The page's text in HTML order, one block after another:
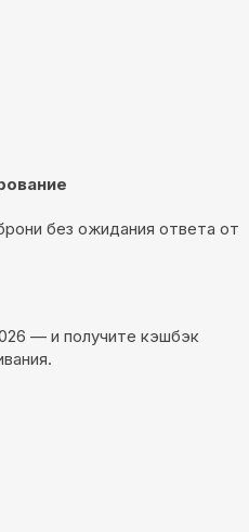
без ожидания ответа от
— и получите кэшбэк